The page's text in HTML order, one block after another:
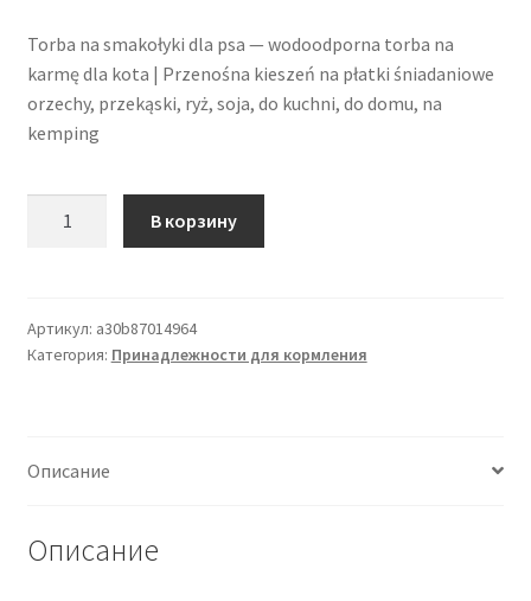
Torba na smakołyki dla psa — wodoodporna torba na
karmę dla kota | Przenośna kieszeń na płatki śniadaniowe
orzechy, przekąski, ryż, soja, do kuchni, do domu, na
kemping
собачьих
лакомств
для
|
В корзину
Артикул: a30b87014964
Категория: Принадлежности для кормления
Описание
Описание